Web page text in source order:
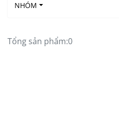
NHÓM
Tổng sản phẩm:0